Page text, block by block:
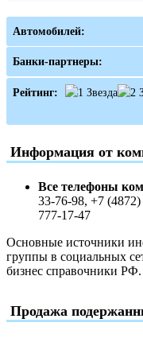
Автомобилей:
Банки-партнеры:
Рейтинг:
Информация от
Все телефоны
33-76-98, +7
777-17-47
Основные источники
группы в социальных
бизнес справочники РФ.
Продажа